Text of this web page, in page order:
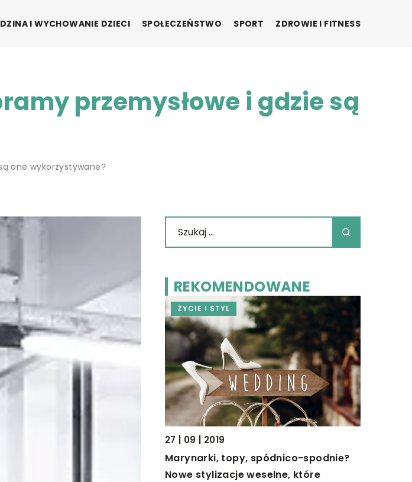
I WYCHOWANIE DZIECI SPOŁECZEŃSTWO SPORT ZDROWIE I FITNESS
przemysłowe i gdzie są
one wykorzystywane?
REKOMENDOWANE
I STYL
okaże się niezbędna?
ŻYCIE I STYL
27 | 09 | 2019
Marynarki, topy, spódnico-spodnie?
Nowe stylizacje weselne, które